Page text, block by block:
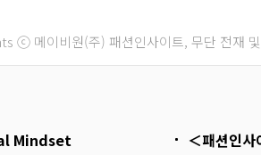
ⓒ 메이비원(주) 패션인사이트, 무단 전재
Mindset
＜패션인